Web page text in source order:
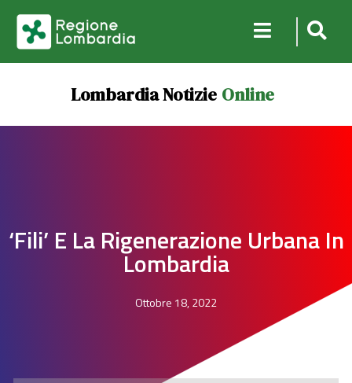
Lombardia Notizie Online
‘Fili’ E La Rigenerazione Urbana In
Lombardia
Ottobre 18, 2022